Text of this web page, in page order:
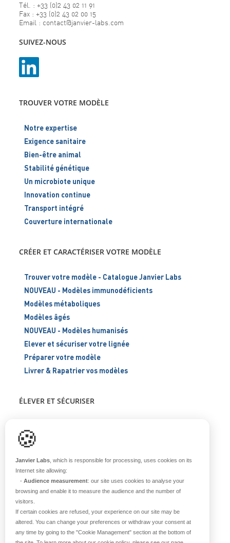
Tél. : +33 (0)2 43 02 11 91
Fax : +33 (0)2 43 02 00 15
Email : contact@janvier-labs.com
SUIVEZ-NOUS
TROUVER VOTRE MODÈLE
Notre expertise
Exigence sanitaire
Bien-être animal
Stabilité génétique
Un microbiote unique
Innovation continue
Transport intégré
Couverture internationale
CRÉER ET CARACTÉRISER VOTRE MODÈLE
Trouver votre modèle - Catalogue Janvier Labs
NOUVEAU - Modèles immunodéficients
Modèles métaboliques
Modèles âgés
NOUVEAU - Modèles humanisés
Elever et sécuriser votre lignée
Préparer votre modèle
Livrer & Rapatrier vos modèles
ÉLEVER ET SÉCURISER
Blog
À PROPOS
Notre histoire
Nos équipes
Nos valeurs
🍪
Janvier Labs , which is responsible for processing, uses cookies on its
Internet site allowing:
- Audience measurement: our site uses cookies to analyse your
browsing and enable it to measure the audience and the number of
visitors.
If certain cookies are refused, your experience on our site may be
altered. You can change your preferences or withdraw your consent at
any time by going to the "Cookie Management" section at the bottom of